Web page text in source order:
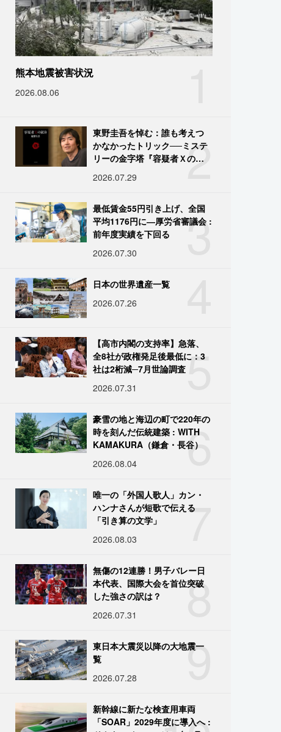
熊本地震被害状況
2026.08.06
2
東野圭吾を悼む：誰も考えつ
かなかったトリック──ミステ
リーの金字塔『容疑者Ｘの献
2026.07.29
3
最低賃金55円引き上げ、全国
平均1176円に―厚労省審議会 :
前年度実績を下回る
2026.07.30
日本の世界遺産一覧
2026.07.26
5
【高市内閣の支持率】急落、
全8社が政権発足後最低に：3
社は2桁減─7月世論調査
2026.07.31
6
豪雪の地と海辺の町で220年の
時を刻んだ伝統建築 : WITH
KAMAKURA（鎌倉・長谷）
2026.08.04
7
唯一の「外国人歌人」カン・
ハンナさんが短歌で伝える
「引き算の文学」
2026.08.03
8
無傷の12連勝！男子バレー日
本代表、国際大会を首位突破
した強さの訳は？
2026.07.31
9
東日本大震災以降の大地震一
覧
2026.07.28
新幹線に新たな検査用車両
「SOAR」2029年度に導入へ :